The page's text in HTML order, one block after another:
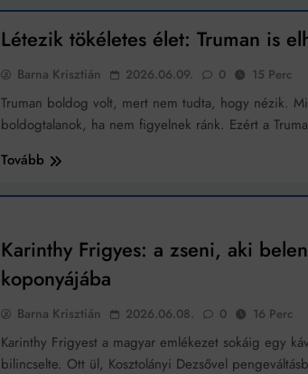
Létezik tökéletes élet: Truman is
Barna Krisztián 2026.06.09. 0 15 Perc
Truman boldog volt, mert nem tudta, hogy nézik.
boldogtalanok, ha nem figyelnek ránk. Ezért a
Tovább
Karinthy Frigyes: a zseni, aki
koponyájába
Barna Krisztián 2026.06.08. 0 16 Perc
Karinthy Frigyest a magyar emlékezet sokáig egy
bilincselte. Ott ül, Kosztolányi Dezsővel